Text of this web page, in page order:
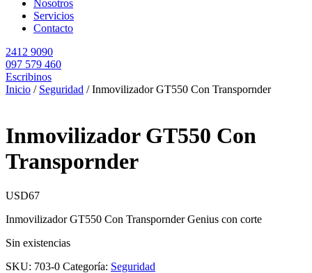
Nosotros
Servicios
Contacto
2412 9090
097 579 460
Escribinos
Inicio / Seguridad / Inmovilizador GT550 Con Transpornder
Inmovilizador GT550 Con
Transpornder
USD67
Inmovilizador GT550 Con Transpornder Genius con corte
Sin existencias
SKU: 703-0 Categoría: Seguridad